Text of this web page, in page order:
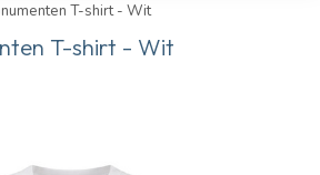
T-shirt - Wit
T-shirt - Wit